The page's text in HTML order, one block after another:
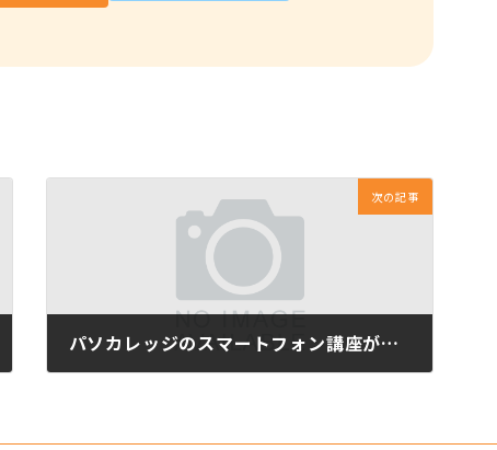
次の記事
パソカレッジのスマートフォン講座が日経新聞に取り上げられました！